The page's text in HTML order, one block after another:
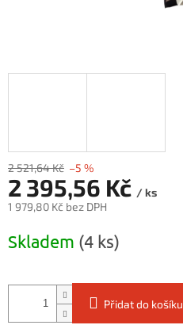
2 521,64 Kč –5 %
2 395,56 Kč / ks
1 979,80 Kč bez DPH
cena:
Skladem (4 ks)
Přidat do košíku